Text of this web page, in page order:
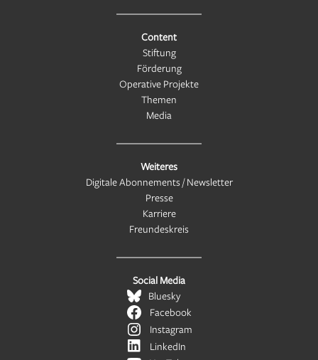
Content
Stiftung
Förderung
Operative Projekte
Themen
Media
Weiteres
Digitale Abonnements / Newsletter
Presse
Karriere
Freundeskreis
Social Media
Bluesky
Facebook
Instagram
LinkedIn